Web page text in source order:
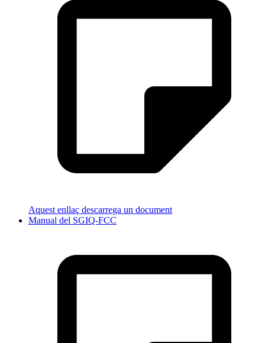
Aquest enllaç descarrega un document
Manual del SGIQ-FCC